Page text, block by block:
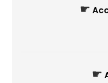
☛
☛